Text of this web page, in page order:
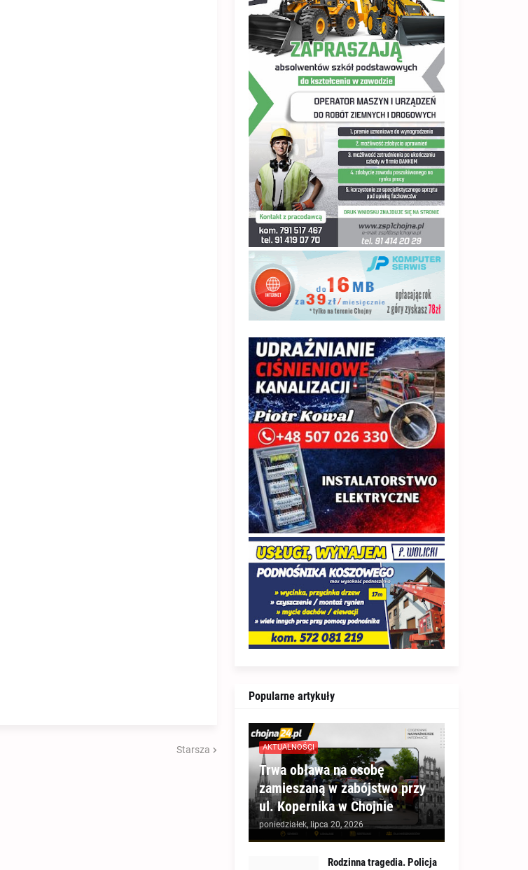
Starsza
Popularne artykuły
AKTUALNOŚCI
Trwa obława na osobę
zamieszaną w zabójstwo przy
ul. Kopernika w Chojnie
poniedziałek, lipca 20, 2026
Rodzinna tragedia. Policja